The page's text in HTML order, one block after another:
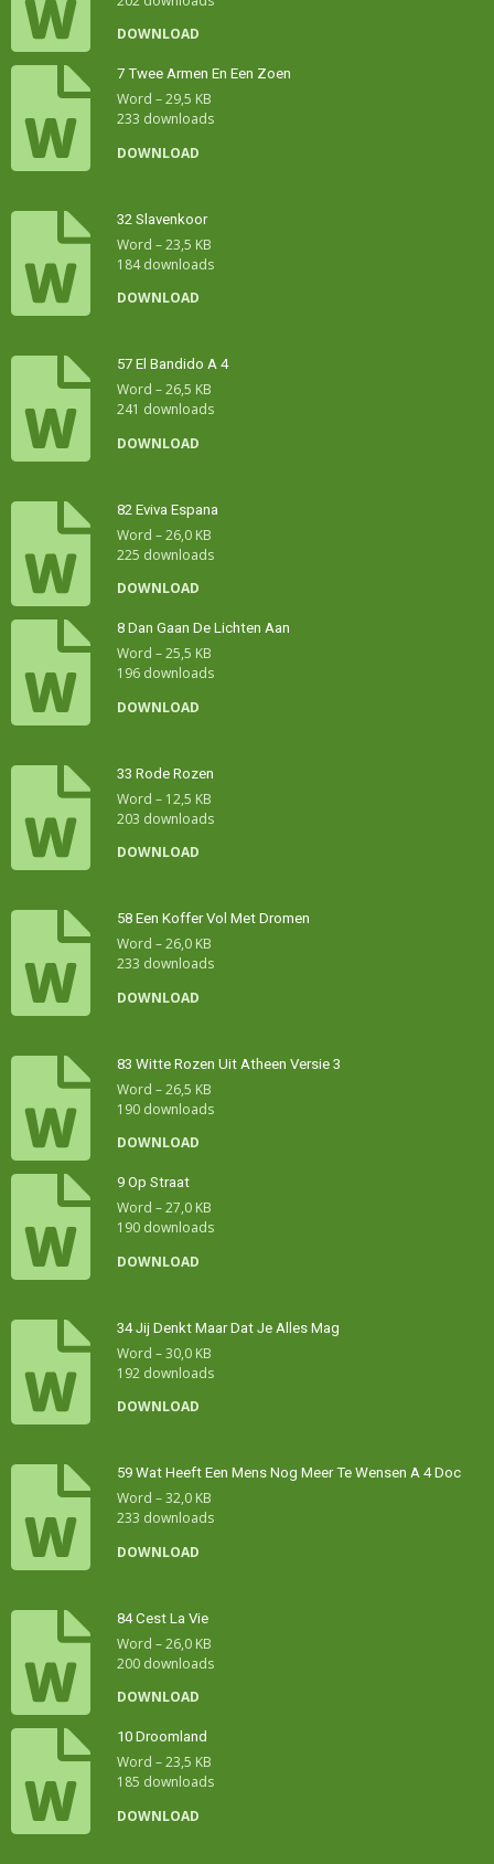
DOWNLOAD
7 Twee Armen En Een Zoen
Word – 29,5 KB
233 downloads
DOWNLOAD
32 Slavenkoor
Word – 23,5 KB
184 downloads
DOWNLOAD
57 El Bandido A 4
Word – 26,5 KB
241 downloads
DOWNLOAD
82 Eviva Espana
Word – 26,0 KB
225 downloads
DOWNLOAD
8 Dan Gaan De Lichten Aan
Word – 25,5 KB
196 downloads
DOWNLOAD
33 Rode Rozen
Word – 12,5 KB
203 downloads
DOWNLOAD
58 Een Koffer Vol Met Dromen
Word – 26,0 KB
233 downloads
DOWNLOAD
83 Witte Rozen Uit Atheen Versie 3
Word – 26,5 KB
190 downloads
DOWNLOAD
9 Op Straat
Word – 27,0 KB
190 downloads
DOWNLOAD
34 Jij Denkt Maar Dat Je Alles Mag
Word – 30,0 KB
192 downloads
DOWNLOAD
59 Wat Heeft Een Mens Nog Meer Te Wensen A 4 Doc
Word – 32,0 KB
233 downloads
DOWNLOAD
84 Cest La Vie
Word – 26,0 KB
200 downloads
DOWNLOAD
10 Droomland
Word – 23,5 KB
185 downloads
DOWNLOAD